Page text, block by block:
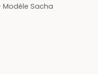
Sacha